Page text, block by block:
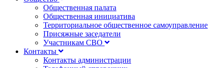
Общественная палата
Общественная инициатива
Территориальное общественное самоуправление
Присяжные заседатели
Участникам СВО
Контакты
Контакты администрации